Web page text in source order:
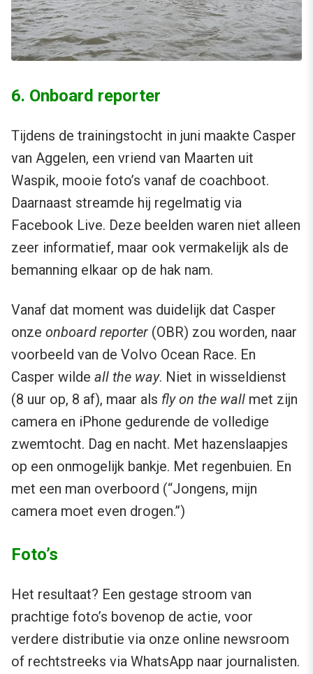
6. Onboard reporter
Tijdens de trainingstocht in juni maakte Casper
van Aggelen, een vriend van Maarten uit
Waspik, mooie foto’s vanaf de coachboot.
Daarnaast streamde hij regelmatig via
Facebook Live. Deze beelden waren niet alleen
zeer informatief, maar ook vermakelijk als de
bemanning elkaar op de hak nam.
Vanaf dat moment was duidelijk dat Casper
onze onboard reporter (OBR) zou worden, naar
voorbeeld van de Volvo Ocean Race. En
Casper wilde all the way. Niet in wisseldienst
(8 uur op, 8 af), maar als fly on the wall met zijn
camera en iPhone gedurende de volledige
zwemtocht. Dag en nacht. Met hazenslaapjes
op een onmogelijk bankje. Met regenbuien. En
met een man overboord (“Jongens, mijn
camera moet even drogen.”)
Foto’s
Het resultaat? Een gestage stroom van
prachtige foto’s bovenop de actie, voor
verdere distributie via onze online newsroom
of rechtstreeks via WhatsApp naar journalisten.